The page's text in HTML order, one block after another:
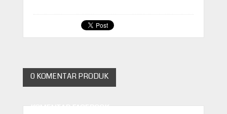
0 KOMENTAR PRODUK
KOMENTAR FACEBOOK